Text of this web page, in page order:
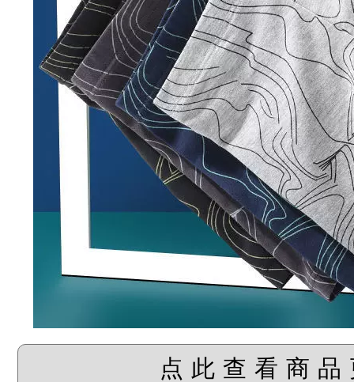
点此查看商